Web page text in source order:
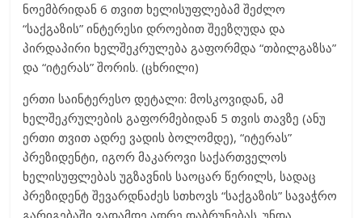
ნოემბრიდან 6 თვით ხელისუფლებამ შეძლო
“საქგაზის” ინტერესი დროებით შეეზღუდა და
პირდაპირი ხელშეკრულება გაფორმდა “თბილგაზსა”
და “იტერას” შორის. (ცხრილი)
ერთი საინტერესო დეტალი: მოსკოვიდან, ამ
ხელშეკრულების გაფორმებიდან 5 თვის თავზე (ანუ
ერთი თვით ადრე ვადის ბოლომდე), “იტერას”
პრეზიდენტი, იგორ მაკაროვი საქართველოს
ხელისუფლებას უგზავნის საოცარ წერილს, სადაც
პრეზიდენტ შევარდნაძეს სთხოვს “საქგაზის” სავაჭრო